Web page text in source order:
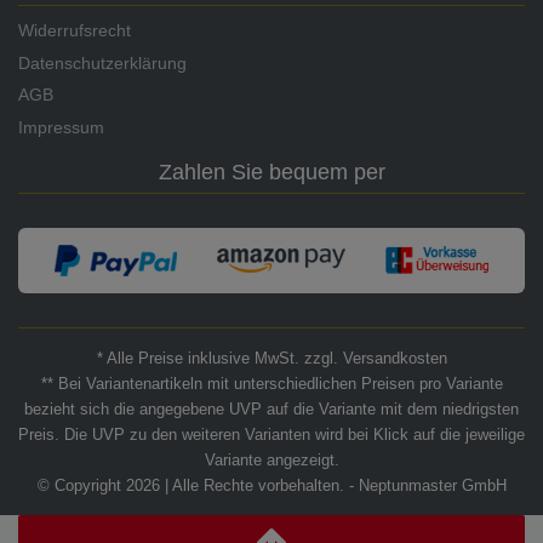
Widerrufsrecht
Datenschutzerklärung
AGB
Impressum
Zahlen Sie bequem per
* Alle Preise inklusive MwSt. zzgl. Versandkosten
** Bei Variantenartikeln mit unterschiedlichen Preisen pro Variante
bezieht sich die angegebene UVP auf die Variante mit dem niedrigsten
Preis. Die UVP zu den weiteren Varianten wird bei Klick auf die jeweilige
Variante angezeigt.
© Copyright 2026 | Alle Rechte vorbehalten. - Neptunmaster GmbH